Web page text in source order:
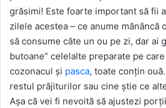
grăsimi! Este foarte important să fii
zilele acestea – ce anume mănâncă
să consume câte un ou pe zi, dar ai
butoane” celelalte preparate pe
cozonacul și pasca, toate conțin
restul prăjiturilor sau cine știe ce
Așa că vei fi nevoită să ajustezi